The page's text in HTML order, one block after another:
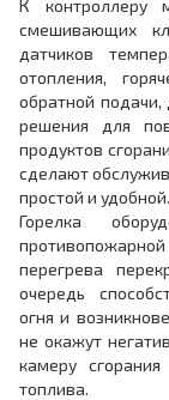
К
смешивающих
датчиков
отопления,
обратной подачи,
решения для
продуктов
сделают
простой и удобной.
Горелка
перегрева
очередь
огня и
не окажут
камеру
топлива.